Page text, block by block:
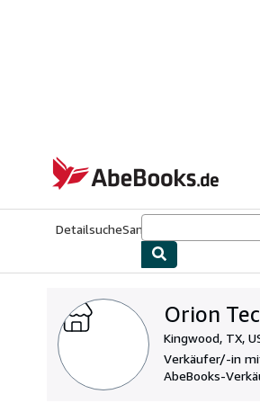
AbeBooks.de
DetailsucheSammlungen
Orion
Kingwood, TX,
Verkäufer/-in
AbeBooks-